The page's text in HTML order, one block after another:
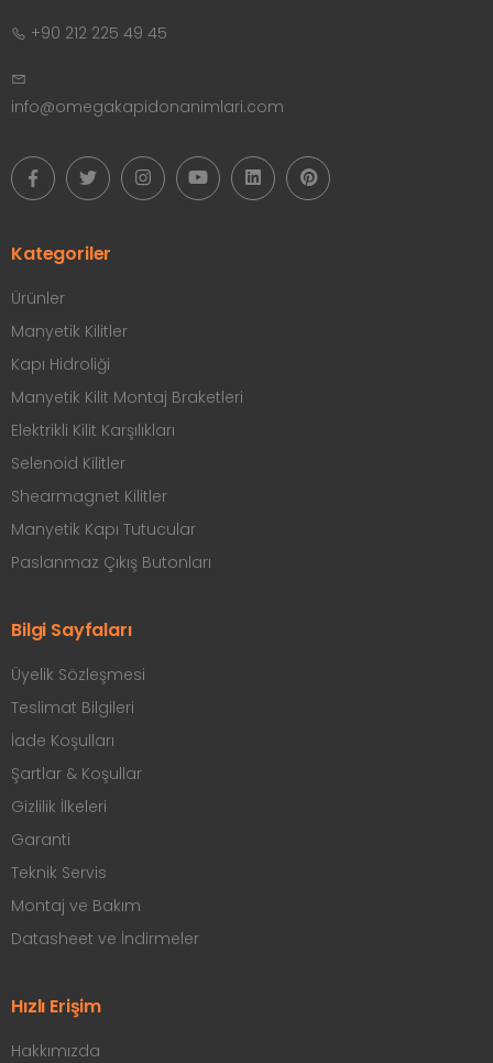
+90 212 225 49 45
info@omegakapidonanimlari.com
Kategoriler
Ürünler
Manyetik Kilitler
Kapı Hidroliği
Manyetik Kilit Montaj Braketleri
Elektrikli Kilit Karşılıkları
Selenoid Kilitler
Shearmagnet Kilitler
Manyetik Kapı Tutucular
Paslanmaz Çıkış Butonları
Bilgi Sayfaları
Üyelik Sözleşmesi
Teslimat Bilgileri
İade Koşulları
Şartlar & Koşullar
Gizlilik İlkeleri
Garanti
Teknik Servis
Montaj ve Bakım
Datasheet ve İndirmeler
Hızlı Erişim
Hakkımızda